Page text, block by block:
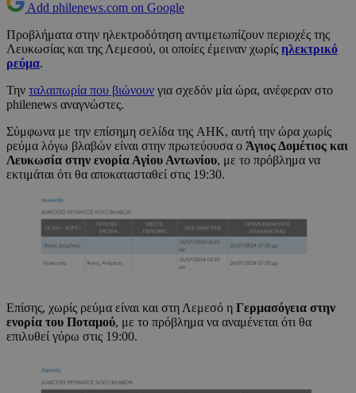
Add philenews.com on Google
Προβλήματα στην ηλεκτροδότηση αντιμετωπίζουν περιοχές της
Λευκωσίας και της Λεμεσού, οι οποίες έμειναν χωρίς ηλεκτρικό
ρεύμα.
Την ταλαιπωρία που βιώνουν για σχεδόν μία ώρα, ανέφεραν στο
philenews αναγνώστες.
Σύμφωνα με την επίσημη σελίδα της ΑΗΚ, αυτή την ώρα χωρίς
ρεύμα λόγω βλαβών είναι στην πρωτεύουσα ο Άγιος Δομέτιος και
Λευκωσία στην ενορία Αγίου Αντωνίου, με το πρόβλημα να
εκτιμάται ότι θα αποκατασταθεί στις 19:30.
Επίσης, χωρίς ρεύμα είναι και στη Λεμεσό η Γερμασόγεια στην
ενορία του Ποταμού, με το πρόβλημα να αναμένεται ότι θα
επιλυθεί γύρω στις 19:00.